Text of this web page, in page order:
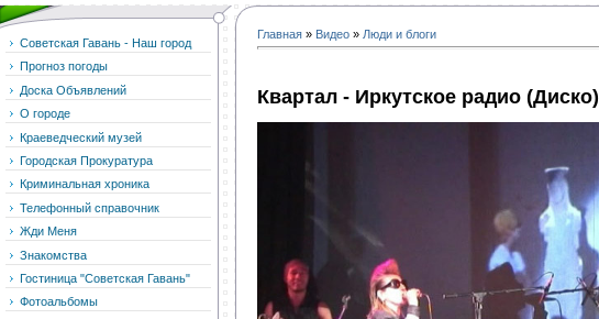
Советская Гавань - Наш город
Прогноз погоды
Доска Объявлений
О городе
Краеведческий музей
Городская Прокуратура
Криминальная хроника
Телефонный справочник
Жди Меня
Знакомства
Гостиница "Советская Гавань"
Фотоальбомы
Главная » Видео » Люди и блоги
Квартал - Иркутское радио (Диско)